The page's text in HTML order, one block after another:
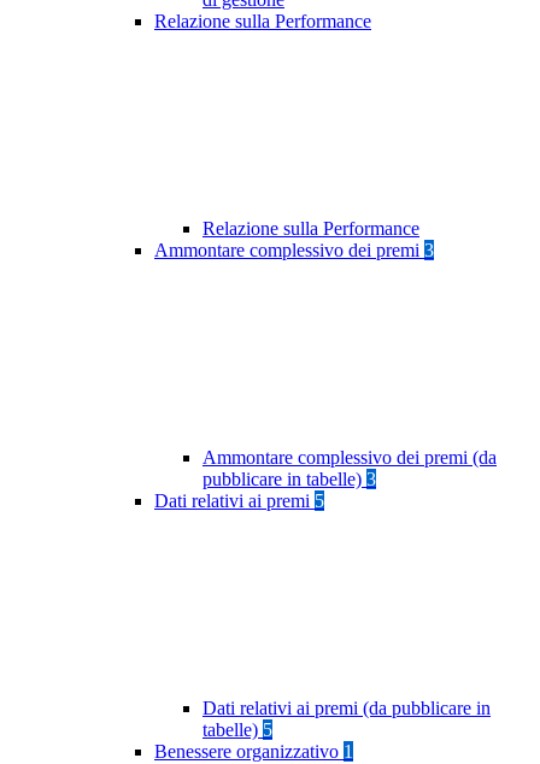
Relazione sulla Performance
Relazione sulla Performance
Ammontare complessivo dei premi 3
Ammontare complessivo dei premi (da
pubblicare in tabelle) 3
Dati relativi ai premi 5
Dati relativi ai premi (da pubblicare in
tabelle) 5
Benessere organizzativo 1